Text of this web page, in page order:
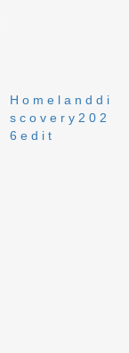
H o m e l a n d d i
s c o v e r y 2 0 2
6 e d i t